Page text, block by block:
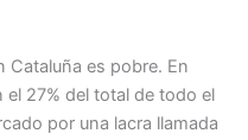
Cataluña es pobre. En
27% del total de todo el
por una lacra llamada